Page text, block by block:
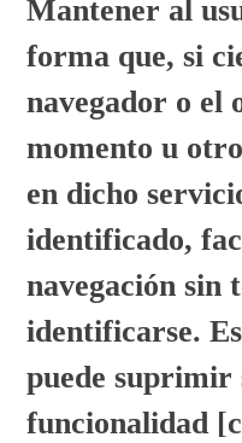
Mantener al
forma que, si
navegador o el
momento u
en dicho
identificado,
navegación sin
identificarse.
puede suprimir
funcionalidad